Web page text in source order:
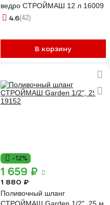
ведро СТРОЙМАШ 12 л 16009
4.6(42)
В корзину
-12%
1 659 ₽
1 880 ₽
Поливочный шланг